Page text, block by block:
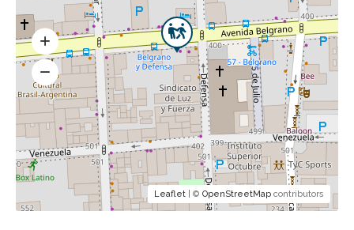
Leaflet | © OpenStreetMap contributors